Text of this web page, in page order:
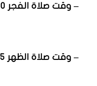
– وقت صلاة الفجر 4:00 ص
– وقت صلاة الظهر 11:45 ص